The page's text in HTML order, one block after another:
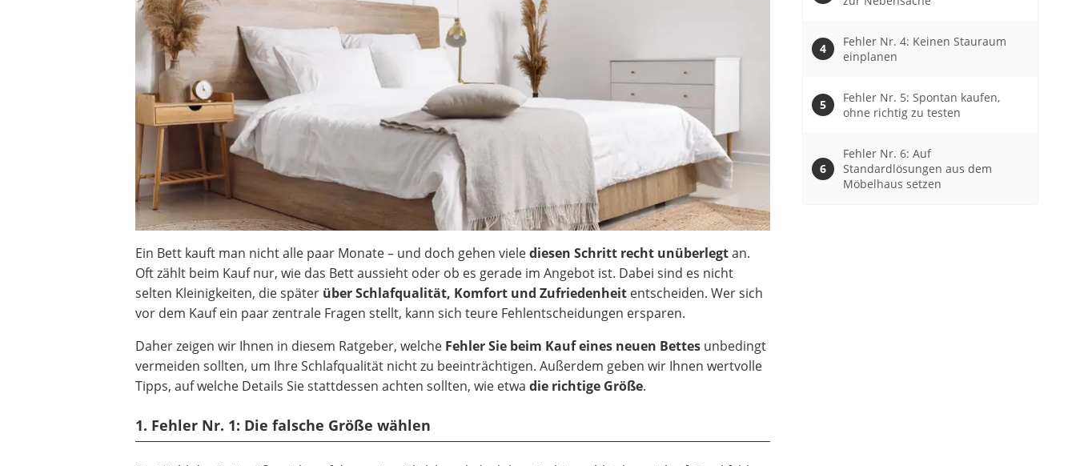
Decke mit Ärmeln
Schraubendreher-Set
Sägekettenschärfgerät
Geschirrspüler 45 cm
Ein Bett kauft man nicht alle paar Monate – und doch gehen vielediesen Schritt recht unüberlegtan.
Oft zählt beim Kauf nur, wie das Bett aussieht oder ob es gerade im Angebot ist. Dabei sind es nicht
selten Kleinigkeiten, die später über Schlafqualität, Komfort und Zufriedenheit entscheiden. Wer sich
vor dem Kauf ein paar zentrale Fragen stellt, kann sich teure Fehlentscheidungen ersparen.
Daher zeigen wir Ihnen in diesem Ratgeber, welche Fehler Sie beim Kauf eines neuen Bettes unbedingt
vermeiden sollten, um Ihre Schlafqualität nicht zu beeinträchtigen. Außerdem geben wir Ihnen wertvolle
Tipps, auf welche Details Sie stattdessen achten sollten, wie etwadie richtige Größe.
1. Fehler Nr. 1: Die falsche Größe wählen
Fehler Nr. 4: Keinen Stauraum
einplanen
Fehler Nr. 5: Spontan kaufen,
ohne richtig zu testen
Fehler Nr. 6: Auf
Standardlösungen aus dem
Möbelhaus setzen